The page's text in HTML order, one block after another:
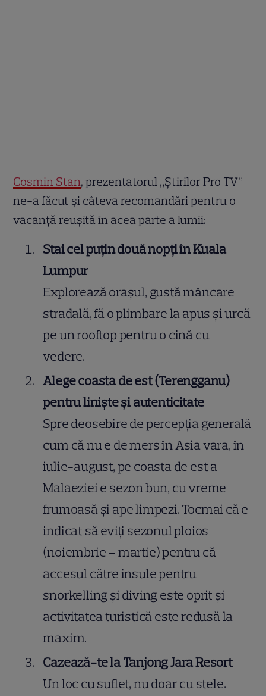
Cosmin Stan, prezentatorul „Știrilor Pro TV”
ne-a făcut și câteva recomandări pentru o
vacanță reușită în acea parte a lumii:
Stai cel puțin două nopți în Kuala
Lumpur
Explorează orașul, gustă mâncare
stradală, fă o plimbare la apus și urcă
pe un rooftop pentru o cină cu
vedere.
Alege coasta de est (Terengganu)
pentru liniște și autenticitate
Spre deosebire de percepția generală
cum că nu e de mers în Asia vara, în
iulie-august, pe coasta de est a
Malaeziei e sezon bun, cu vreme
frumoasă și ape limpezi. Tocmai că e
indicat să eviți sezonul ploios
(noiembrie – martie) pentru că
accesul către insule pentru
snorkelling și diving este oprit și
activitatea turistică este redusă la
maxim.
Cazează-te la Tanjong Jara Resort
Un loc cu suflet, nu doar cu stele.